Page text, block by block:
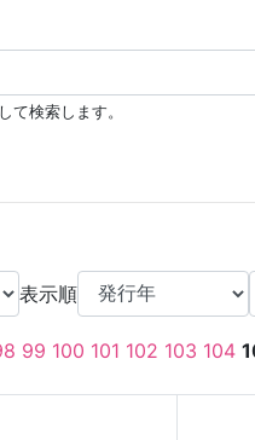
て検索します。
表示順
99 100 101 102 103 104